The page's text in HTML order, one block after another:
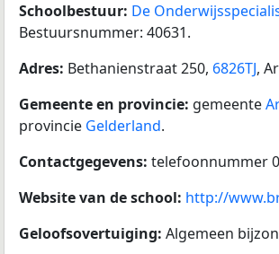
Schoolbestuur: De
Bestuursnummer: 40631.
Adres: Bethanienstraat 250, 6826TJ,
Gemeente en provincie: gemeente
provincie Gelderland.
Contactgegevens: telefoonnummer
Website van de school: http://
Geloofsovertuiging: Algemeen